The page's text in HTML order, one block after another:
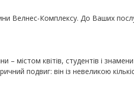
Велнес-Комплексу. До Ваших
містом квітів, студентів і
подвиг: він із невеликою